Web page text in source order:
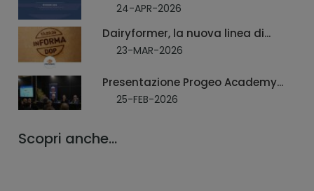
24-APR-2026
Dairyformer, la nuova linea di...
23-MAR-2026
Presentazione Progeo Academy...
25-FEB-2026
Scopri anche...